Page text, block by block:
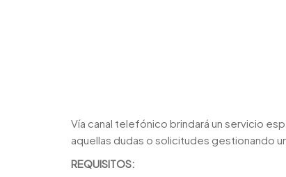
Vía canal telefónico brindará un servicio
aquellas dudas o solicitudes gestionando
REQUISITOS: